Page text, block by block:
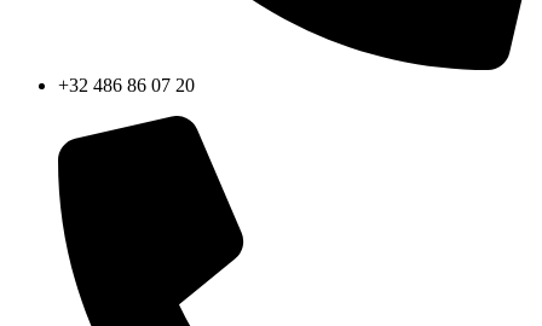
+32 486 86 07 20